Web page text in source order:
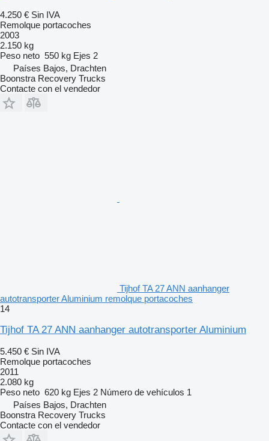
4.250 € Sin IVA
Remolque portacoches
2003
2.150 kg
Peso neto 550 kg Ejes 2
Países Bajos, Drachten
Boonstra Recovery Trucks
Contacte con el vendedor
Tijhof TA 27 ANN aanhanger
autotransporter Aluminium remolque portacoches
14
Tijhof TA 27 ANN aanhanger autotransporter Aluminium
5.450 € Sin IVA
Remolque portacoches
2011
2.080 kg
Peso neto 620 kg Ejes 2 Número de vehículos 1
Países Bajos, Drachten
Boonstra Recovery Trucks
Contacte con el vendedor